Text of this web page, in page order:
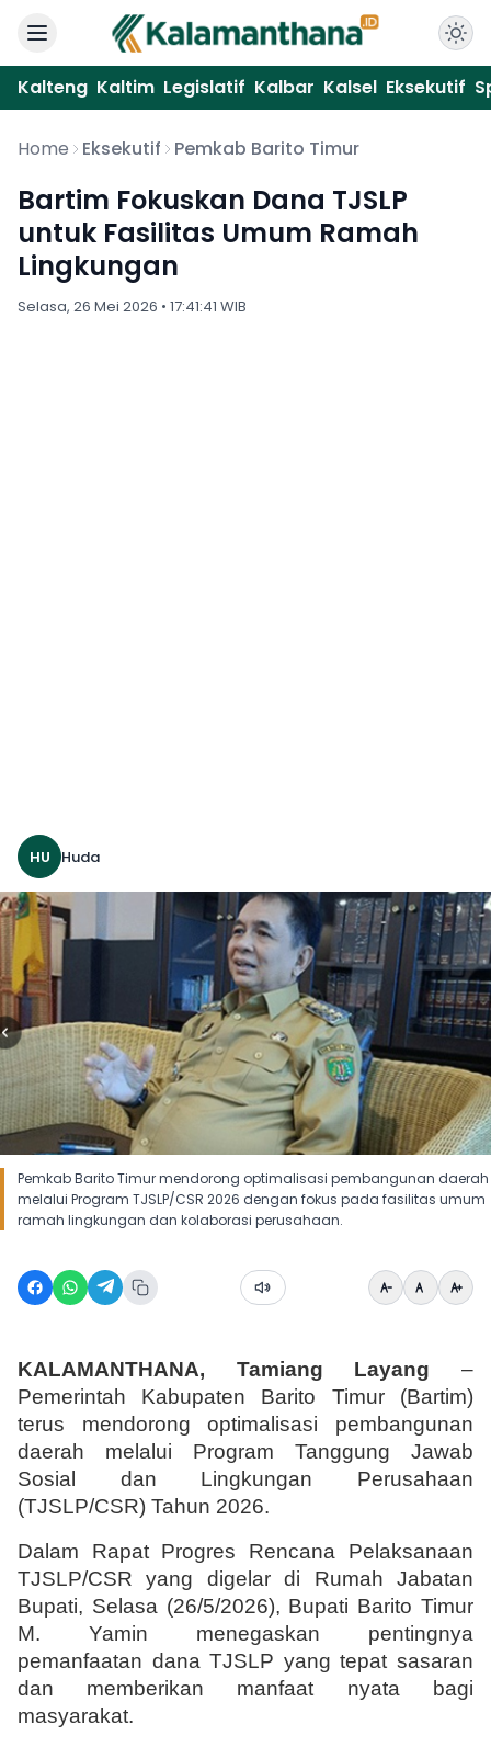
Kalteng Kaltim Legislatif Kalbar Kalsel Eksekutif
Home Eksekutif Pemkab Barito Timur
Bartim Fokuskan Dana TJSLP
untuk Fasilitas Umum Ramah
Lingkungan
Selasa, 26 Mei 2026 • 17:41:41 WIB
HU Huda
Pemkab Barito Timur mendorong optimalisasi pembangunan daerah
melalui Program TJSLP/CSR 2026 dengan fokus pada fasilitas umum
ramah lingkungan dan kolaborasi perusahaan.
KALAMANTHANA, Tamiang Layang –
Pemerintah Kabupaten Barito Timur (Bartim)
terus mendorong optimalisasi pembangunan
daerah melalui Program Tanggung Jawab
Sosial dan Lingkungan Perusahaan
(TJSLP/CSR) Tahun 2026.
Dalam Rapat Progres Rencana Pelaksanaan
TJSLP/CSR yang digelar di Rumah Jabatan
Bupati, Selasa (26/5/2026), Bupati Barito Timur
M. Yamin menegaskan pentingnya
pemanfaatan dana TJSLP yang tepat sasaran
dan memberikan manfaat nyata bagi
masyarakat.